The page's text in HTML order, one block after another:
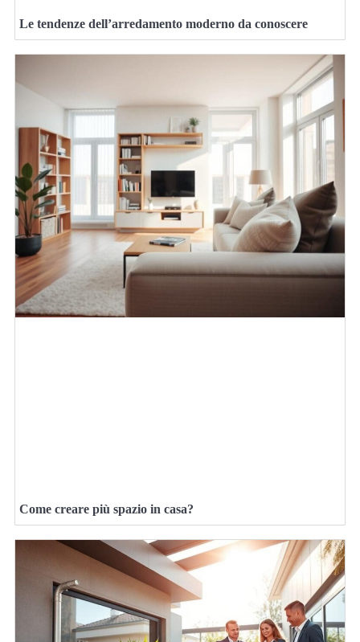
Le tendenze dell’arredamento moderno da conoscere
Come creare più spazio in casa?